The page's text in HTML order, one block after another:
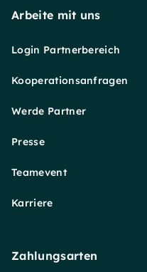
Arbeite mit uns
Login Partnerbereich
Kooperationsanfragen
Werde Partner
Presse
Teamevent
Karriere
Zahlungsarten